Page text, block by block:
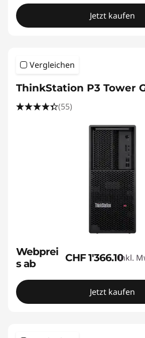
Jetzt kaufen
Vergleichen
ThinkStation P3 Tower
(55)
Webprei
s ab
CHF 1'366.10Inkl.
Jetzt kaufen